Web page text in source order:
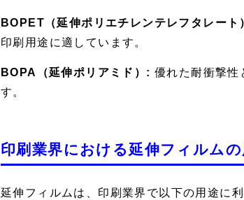
BOPET（延伸ポリエチレンテレフタレート
印刷用途に適しています。
BOPA（延伸ポリアミド）: 優れた耐衝撃性
す。
印刷業界における延伸フィルムの
延伸フィルムは、印刷業界で以下の用途に利